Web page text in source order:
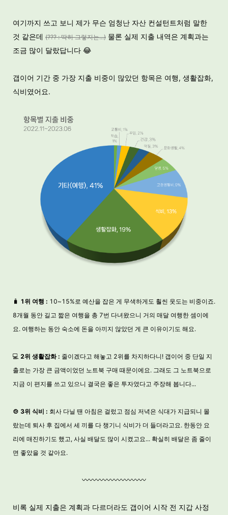
여기까지 쓰고 보니 제가 무슨 엄청난 자산 컨설턴트처럼 말한
것 같은데 (??? : 딱히 그렇지는...) 물론 실제 지출 내역은 계획과는
조금 많이 달랐답니다 😂
갭이어 기간 중 가장 지출 비중이 많았던 항목은 여행, 생활잡화,
식비였어요.
🧳 1위 여행 : 10~15%로 예산을 잡은 게 무색하게도 훨씬 웃도는 비중이죠.
8개월 동안 길고 짧은 여행을 총 7번 다녀왔으니 거의 매달 여행한 셈이에
요. 여행하는 동안 숙소에 돈을 아끼지 않았던 게 큰 이유이기도 해요.
💻 2위 생활잡화 : 줄이겠다고 해놓고 2위를 차지하다니! 갭이어 중 단일 지
출로는 가장 큰 금액이었던 노트북 구매 때문이에요. 그래도 그 노트북으로
지금 이 편지를 쓰고 있으니 결국은 좋은 투자였다고 주장해 봅니다...
🍲 3위 식비 : 회사 다닐 땐 아침은 걸렀고 점심 저녁은 식대가 지급되니 몰
랐는데 퇴사 후 집에서 세 끼를 다 챙기니 식비가 더 들더라고요. 한동안 요
리에 매진하기도 했고, 사실 배달도 많이 시켰고요... 확실히 배달은 좀 줄이
면 좋았을 것 같아요.
〰️〰️〰️〰️〰️〰️〰️〰️〰️
비록 실제 지출은 계획과 다르더라도 갭이어 시작 전 지갑 사정